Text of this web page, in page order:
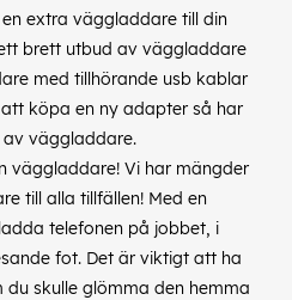
extra väggladdare till din
brett utbud av väggladdare
med tillhörande usb kablar
köpa en ny adapter så har
väggladdare.
väggladdare! Vi har mängder
till alla tillfällen! Med en
telefonen på jobbet, i
fot. Det är viktigt att ha
skulle glömma den hemma